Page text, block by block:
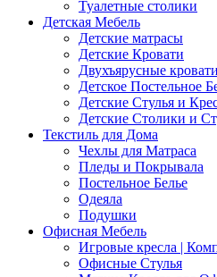
Туалетные столики
Детская Мебель
Детские матрасы
Детские Кровати
Двухъярусные
Детское Постельное
Детские Стулья и
Детские Столики и
Текстиль для Дома
Чехлы для Матраса
Пледы и Покрывала
Постельное Белье
Одеяла
Подушки
Офисная Мебель
Игровые кресла |
Офисные Стулья